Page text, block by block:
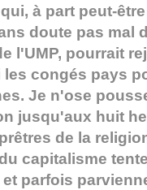
à part peut-
doute pas mal
l'UMP, pourrait
congés pays
Je n'ose
jusqu'aux huit
de la
capitalisme
parfois